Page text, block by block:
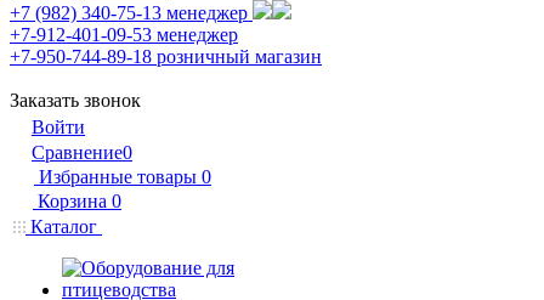
+7 (982) 340-75-13 менеджер
+7-912-401-09-53 менеджер
+7-950-744-89-18 розничный магазин
Заказать звонок
Войти
Сравнение0
Избранные товары 0
Корзина 0
Каталог